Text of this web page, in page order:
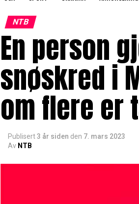
NTB
En person
snøskred i
om flere er
Publisert3 år siden den 7. mars 2023
Av NTB